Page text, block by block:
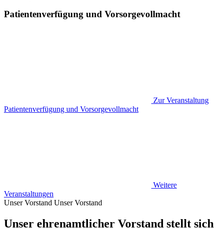
Patientenverfügung und Vorsorgevollmacht
Zur Veranstaltung
Patientenverfügung und Vorsorgevollmacht
Weitere
Veranstaltungen
Unser Vorstand Unser Vorstand
Unser ehrenamtlicher Vorstand stellt sich